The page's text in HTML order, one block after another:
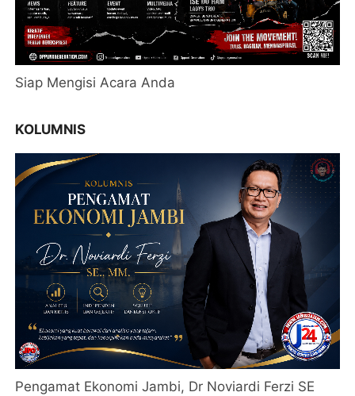
Siap Mengisi Acara Anda
KOLUMNIS
Pengamat Ekonomi Jambi, Dr Noviardi Ferzi SE